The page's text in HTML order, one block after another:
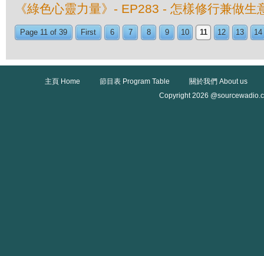
《綠色心靈力量》- EP283 - 怎樣修行兼做生
Page 11 of 39 First 6 7 8 9 10 11 12 13 14
主頁 Home 節目表 Program Table
關於我們 About us
Copyright 2026